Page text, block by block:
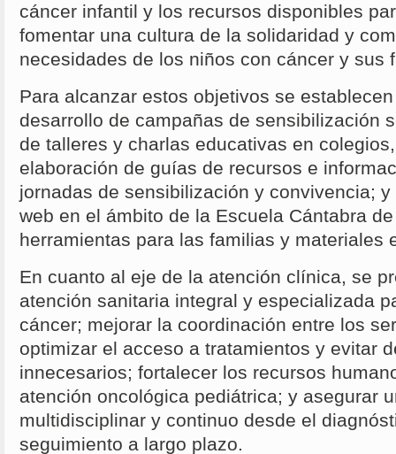
cáncer infantil y los recursos disponibles
fomentar una cultura de la solidaridad y
necesidades de los niños con cáncer y sus
Para alcanzar estos objetivos se
desarrollo de campañas de sensibilización
de talleres y charlas educativas en
elaboración de guías de recursos e
jornadas de sensibilización y convivencia;
web en el ámbito de la Escuela Cántabra
herramientas para las familias y materiales
En cuanto al eje de la atención clínica, se
atención sanitaria integral y especializada
cáncer; mejorar la coordinación entre los
optimizar el acceso a tratamientos y evitar
innecesarios; fortalecer los recursos
atención oncológica pediátrica; y asegurar
multidisciplinar y continuo desde el
seguimiento a largo plazo.